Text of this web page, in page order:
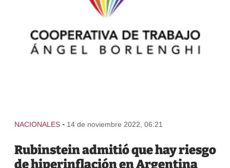
NACIONALES - 14 de noviembre 2022, 06:21
Rubinstein admitió que hay riesgo
de hiperinflación en Argentina